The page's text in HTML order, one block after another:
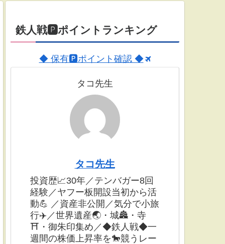
鉄人戦🅿ポイントランキング
◆ 保有🅿ポイント確認 ◆
タコ先生
タコ先生
投資歴📈30年／テンバガー8回
経験／ヤフー板開設当初から活
動💪 ／資産非公開／気分で小旅
行✈️／世界遺産🌏・城🏯・寺
⛩・御朱印集め／◆鉄人戦◆一
週間の株価上昇率を🐎競うレー